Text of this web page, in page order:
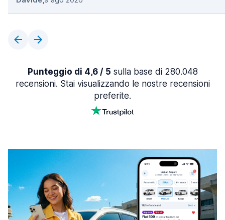
Punteggio di 4,6 / 5 sulla base di 280.048
recensioni. Stai visualizzando le nostre recensioni
preferite.